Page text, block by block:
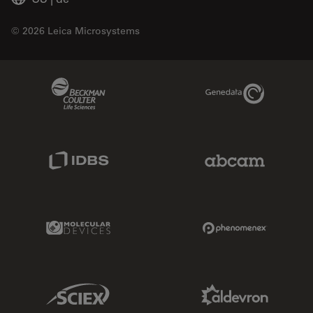
© 2026 Leica Microsystems
Genedata Link
Molecular Devices Link
Sciex Link